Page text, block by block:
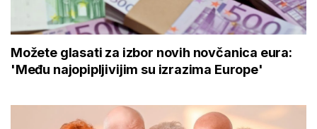
Možete glasati za izbor novih novčanica eura:
'Među najopipljivijim su izrazima Europe'